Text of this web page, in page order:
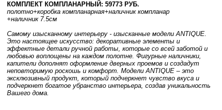
КОМПЛЕКТ КОМПЛАНАРНЫЙ: 59773 РУБ.
полотно+коробка компланарная+наличник компланар
+наличник 7.5см
Самому изысканному интерьеру - изысканные модели ANTIQUE.
Это настоящее искусство: декоративные элементы и
эффектные детали ручной работы, которые со всей заботой и
любовью воплощены на каждом полотне. Фигурные наличники,
капители дополнят оформление дверных проемов и создадут
неповторимую роскошь и комфорт. Модели ANTIQUE – это
эксклюзивный продукт, который подчеркнет чувство вкуса и
подчеркнет богатое убранство интерьера, создав уникальность
Вашего дома.